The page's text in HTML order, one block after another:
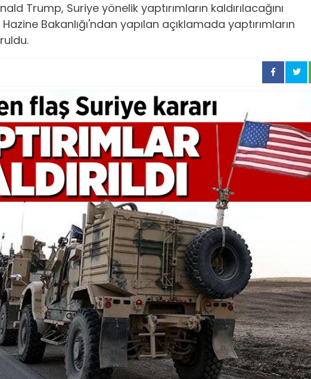
Trump, Suriye yönelik yaptırımların kaldırılacağını
Hazine Bakanlığı'ndan yapılan açıklamada yaptırımların